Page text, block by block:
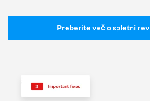
Preberite več o spletni